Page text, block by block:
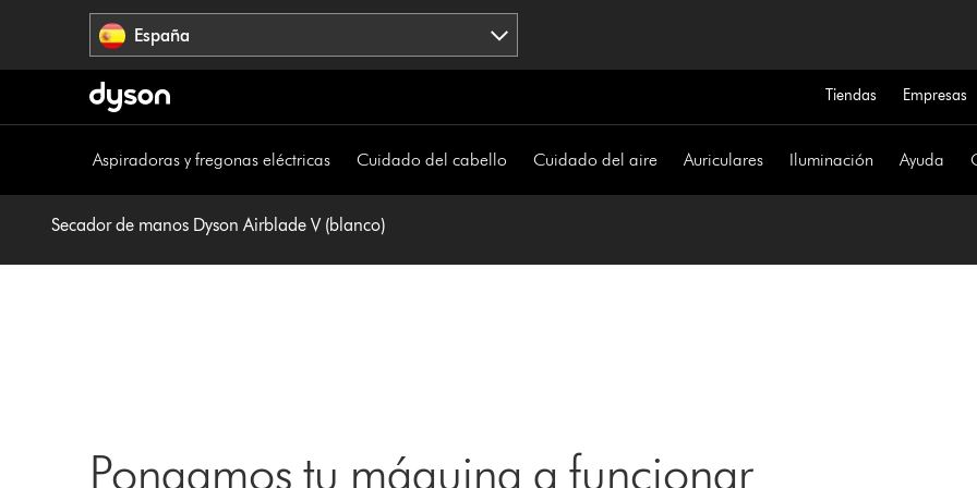
España
Tiendas Empresas
Aspiradoras y fregonas eléctricas Cuidado del cabello Cuidado del aire Auriculares Iluminación Ayuda
Secador de manos Dyson Airblade V (blanco)
Pongamos tu máquina a funcionar